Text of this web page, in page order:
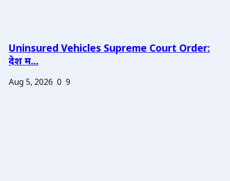
Uninsured Vehicles Supreme Court Order:
देश म...
Aug 5, 2026 0 9